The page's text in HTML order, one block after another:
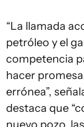
“La llamada
petróleo y el
competencia
hacer
errónea”,
destaca que